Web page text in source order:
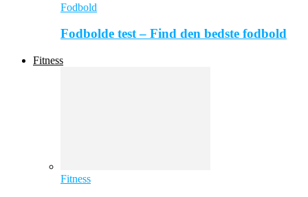
Fodbold
Fodbolde test – Find den bedste fodbold
Fitness
Fitness